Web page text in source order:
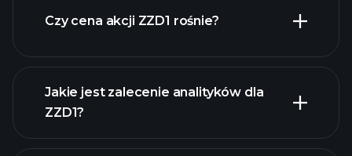
Czy cena akcji ZZD1 rośnie?
wykresie.
Jakie jest zalecenie analityków dla
ZZD1?